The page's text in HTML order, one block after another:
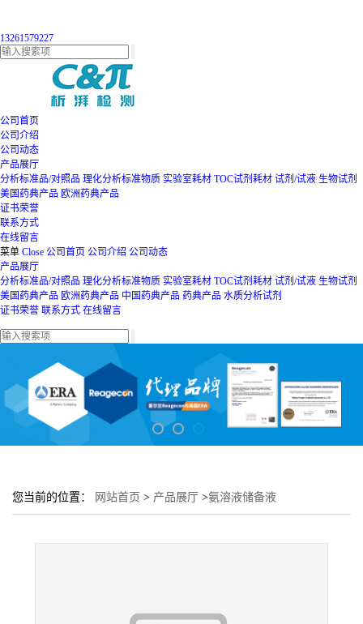
13261579227
公司首页
公司介绍
公司动态
产品展厅
分析标准品/对照品 理化分析标准物质 实验室耗材 TOC试剂耗材 试剂/试液 生物试剂
美国药典产品 欧洲药典产品
证书荣誉
联系方式
在线留言
菜单 Close 公司首页 公司介绍 公司动态
产品展厅
分析标准品/对照品 理化分析标准物质 实验室耗材 TOC试剂耗材 试剂/试液 生物试剂
美国药典产品 欧洲药典产品 中国药典产品 药典产品 水质分析试剂
证书荣誉 联系方式 在线留言
您当前的位置： 网站首页 > 产品展厅 >氨溶液储备液